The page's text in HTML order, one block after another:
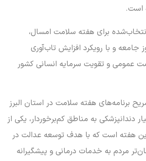
است.
برای هفته سلامت امسال،
جامعه و با رویکرد افزایش تاب‌آوری
عمومی و تقویت سرمایه انسانی کشور
برنامه‌های هفته سلامت در استان البرز
دندانپزشکی به مناطق کم‌برخوردار، یکی از
هفته است که با هدف توسعه عدالت در
مردم به خدمات درمانی و پیشگیرانه